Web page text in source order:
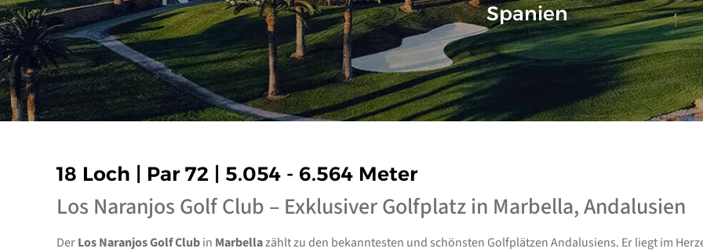
Spanien
18 Loch | Par 72 | 5.054 - 6.564 Meter
Los Naranjos Golf Club – Exklusiver Golfplatz in Marbella, Andalusien
DerLos Naranjos Golf Clubin Marbellazählt zu den bekanntesten und schönsten Golfplätzen Andalusiens. Er liegt im